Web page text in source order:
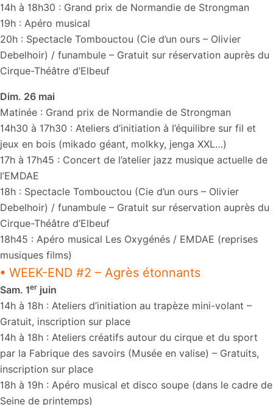
14h à 18h30 : Grand prix de Normandie de Strongman
19h : Apéro musical
20h : Spectacle Tombouctou (Cie d’un ours – Olivier
Debelhoir) / funambule – Gratuit sur réservation auprès du
Cirque-Théâtre d’Elbeuf
Dim. 26 mai
Matinée : Grand prix de Normandie de Strongman
14h30 à 17h30 : Ateliers d’initiation à l’équilibre sur fil et
jeux en bois (mikado géant, molkky, jenga XXL…)
17h à 17h45 : Concert de l’atelier jazz musique actuelle de
l’EMDAE
18h : Spectacle Tombouctou (Cie d’un ours – Olivier
Debelhoir) / funambule – Gratuit sur réservation auprès du
Cirque-Théâtre d’Elbeuf
18h45 : Apéro musical Les Oxygénés / EMDAE (reprises
musiques films)
• WEEK-END #2 – Agrès étonnants
Sam. 1er juin
14h à 18h : Ateliers d’initiation au trapèze mini-volant –
Gratuit, inscription sur place
14h à 18h : Ateliers créatifs autour du cirque et du sport
par la Fabrique des savoirs (Musée en valise) – Gratuits,
inscription sur place
18h à 19h : Apéro musical et disco soupe (dans le cadre de
Seine de printemps)